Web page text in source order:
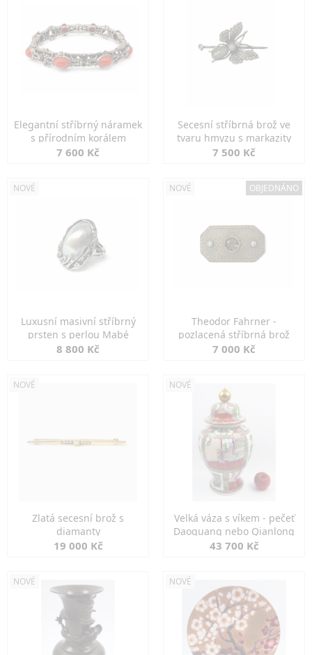
Elegantní stříbrný náramek
s přírodním korálem
7 600 Kč
Secesní stříbrná brož ve
tvaru hmyzu s markazity
7 500 Kč
NOVÉ
Luxusní masivní stříbrný
prsten s perlou Mabé
8 800 Kč
NOVÉ OBJEDNÁNO
Theodor Fahrner -
pozlacená stříbrná brož
7 000 Kč
NOVÉ
Zlatá secesní brož s
diamanty
19 000 Kč
NOVÉ
Velká váza s víkem - pečeť
Daoguang nebo Qianlong
43 700 Kč
NOVÉ NOVÉ